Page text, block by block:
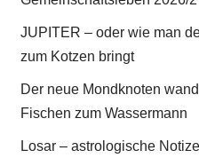
JUPITER – oder wie man
zum Kotzen bringt
Der neue Mondknoten
Fischen zum Wassermann
Losar – astrologische